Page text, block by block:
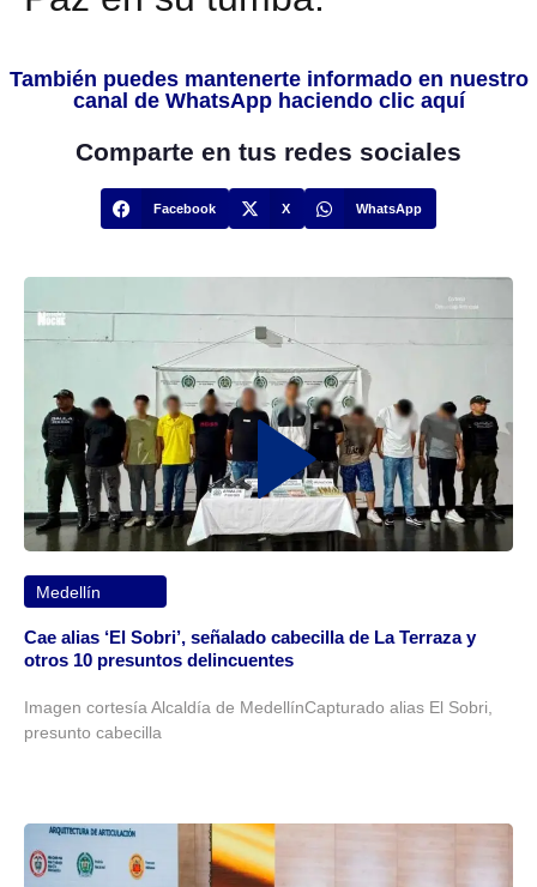
También puedes mantenerte informado en nuestro
canal de WhatsApp haciendo clic aquí
Comparte en tus redes sociales
Facebook X WhatsApp
Medellín
Cae alias ‘El Sobri’, señalado cabecilla de La Terraza y
otros 10 presuntos delincuentes
Imagen cortesía Alcaldía de MedellínCapturado alias El Sobri,
presunto cabecilla